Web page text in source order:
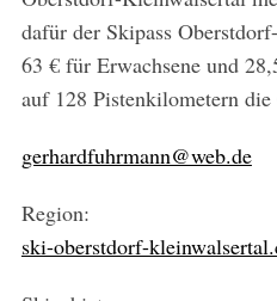
dafür der Skipass
63 € für Erwachsene und
auf 128 Pistenkilometern die
gerhardfuhrmann@web.de
Region:
ski-oberstdorf-